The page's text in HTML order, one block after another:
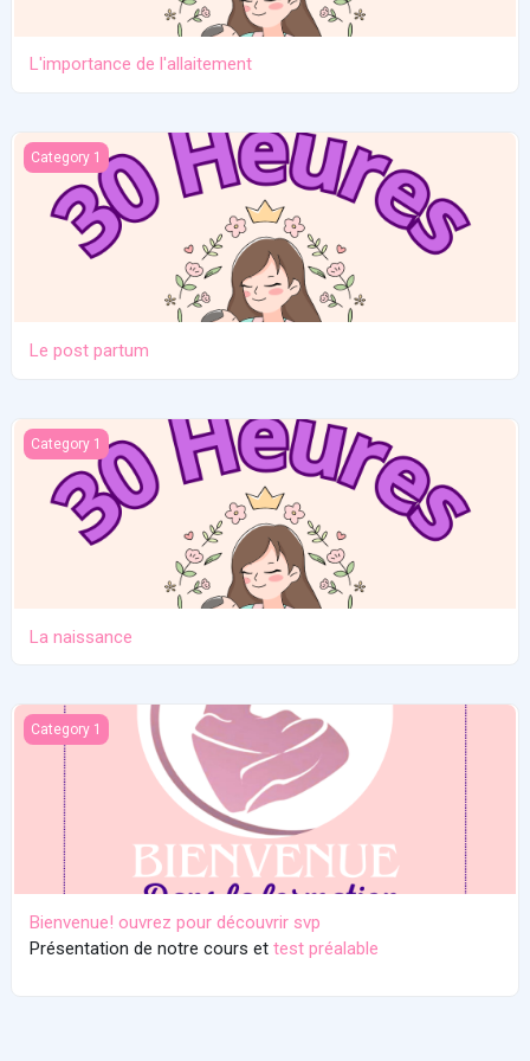
L'importance de l'allaitement
Le post partum
Category 1
Le post partum
La naissance
Category 1
La naissance
Bienvenue! ouvrez pour découvrir svp
Category 1
Bienvenue! ouvrez pour découvrir svp
Présentation de notre cours et test préalable